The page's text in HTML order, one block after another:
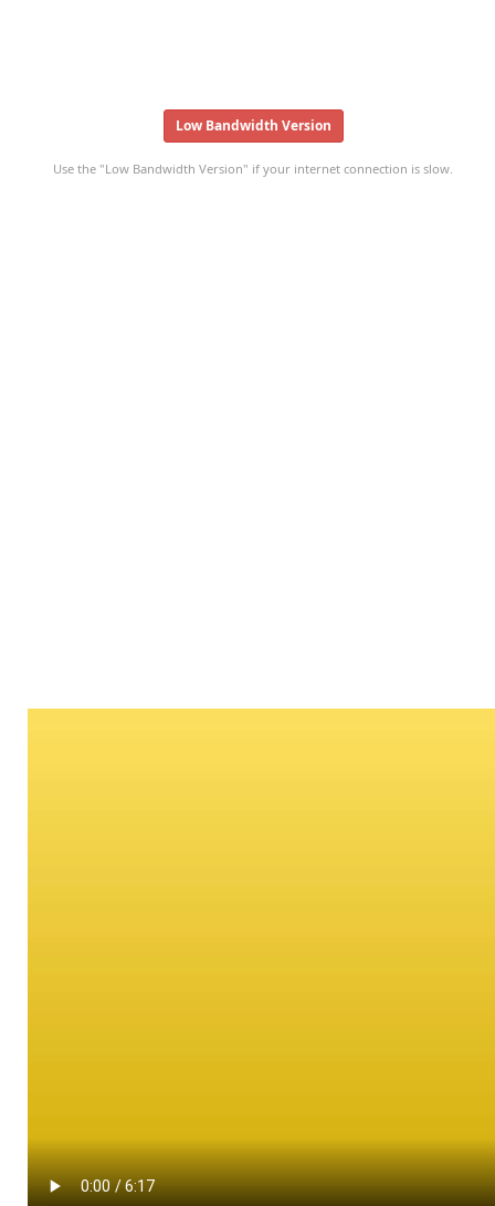
Low Bandwidth Version
Use the "Low Bandwidth Version" if your internet connection is slow.